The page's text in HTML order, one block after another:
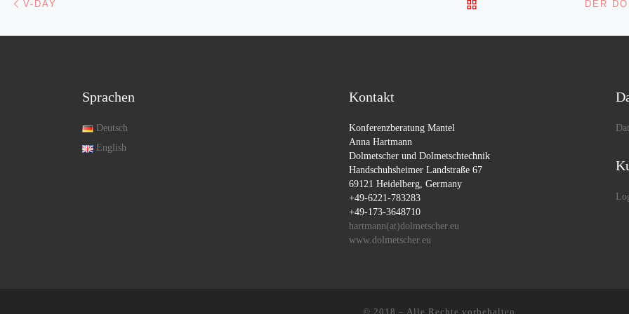
V-DAY ZURÜCK ZUR DER
Sprachen
Deutsch
English
Kontakt
Konferenzberatung Mantel
Anna Hartmann
Dolmetscher und Dolmetschtechnik
Handschuhsheimer Landstraße 67
69121 Heidelberg, Germany
+49-6221-783283
+49-173-3648710
hartmann(at)dolmetscher.eu
www.dolmetscher.eu
© 2018 – Alle Rechte vorbehalten